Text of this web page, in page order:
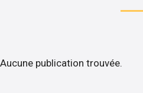
Aucune publication trouvée.